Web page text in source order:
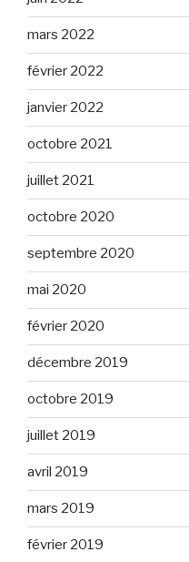
mars 2022
février 2022
janvier 2022
octobre 2021
juillet 2021
octobre 2020
septembre 2020
mai 2020
février 2020
décembre 2019
octobre 2019
juillet 2019
avril 2019
mars 2019
février 2019